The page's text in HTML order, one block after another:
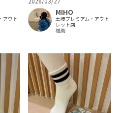
アウト
MIHO
土岐プレミアム・アウト
レット店
福助